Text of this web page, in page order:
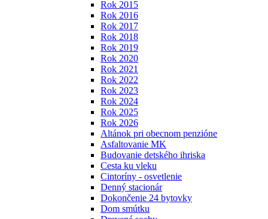
Rok 2015
Rok 2016
Rok 2017
Rok 2018
Rok 2019
Rok 2020
Rok 2021
Rok 2022
Rok 2023
Rok 2024
Rok 2025
Rok 2026
Altánok pri obecnom penzióne
Asfaltovanie MK
Budovanie detského ihriska
Cesta ku vleku
Cintoríny - osvetlenie
Denný stacionár
Dokončenie 24 bytovky
Dom smútku